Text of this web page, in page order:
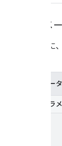
パラメ
次の表に
パラメータ
必須パラ